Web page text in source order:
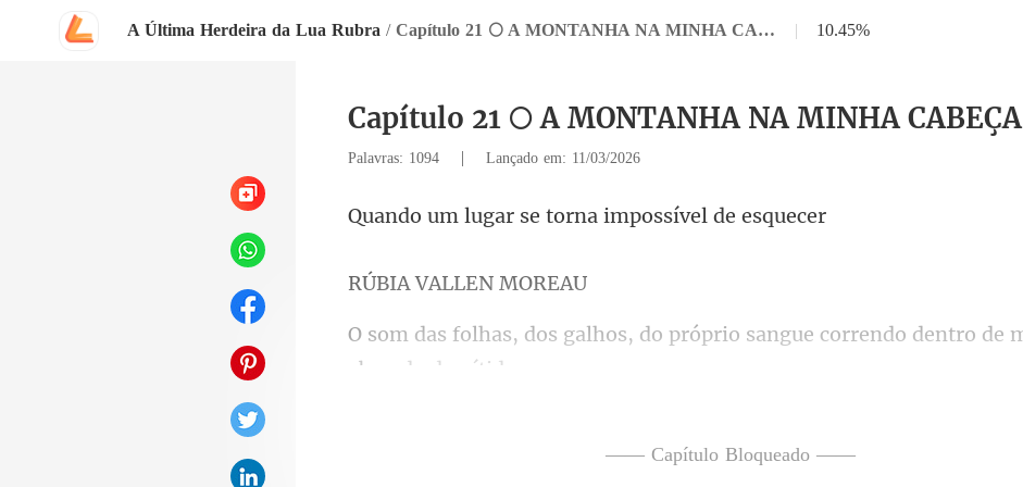
A Última Herdeira da Lua Rubra / Capítulo 21 🌕 A MONTANHA NA MINHA CABEÇA | 10.45%
Capítulo 21 🌕 A MONTANHA NA MINHA CABEÇA
Palavras: 1094 | Lançado em: 11/03/2026
se torna impos
VALLEN
o próprio sangue correndo dentr
—— Capítulo Bloqueado ——